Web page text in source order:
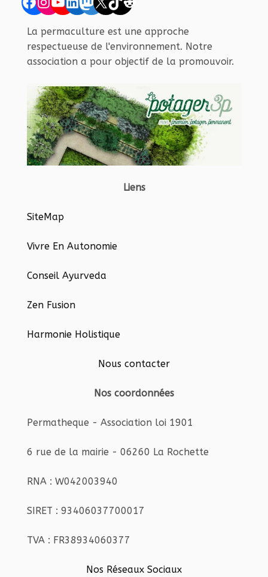
La permaculture est une approche
respectueuse de l'environnement. Notre
association a pour objectif de la promouvoir.
Liens
SiteMap
Vivre En Autonomie
Conseil Ayurveda
Zen Fusion
Harmonie Holistique
Nous contacter
Nos coordonnées
Permatheque - Association loi 1901
6 rue de la mairie - 06260 La Rochette
RNA : W042003940
SIRET : 93406037700017
TVA : FR38934060377
Nos Réseaux Sociaux